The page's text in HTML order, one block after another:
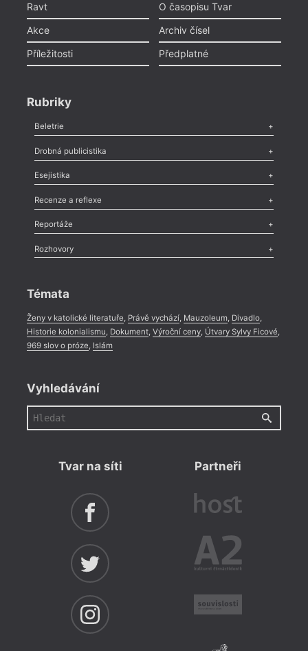
Ravt
Akce
Příležitosti
O časopisu Tvar
Archiv čísel
Předplatné
Rubriky
Beletrie
Poezie,Próza,Dokumenty
Drobná publicistika
Odlesk
Nekrolog,Glosa,Sloupek,Pozvánka,Literární soutěž,
Esejistika
Esej , Pádlo,Úvaha
Recenze a reflexe
Recenze
Méně slov o próze,Celá rubrika
Reportáže
Literární zítřky
Celá rubrika
Rozhovory
Témata
Ženy v katolické literatuře, Právě vychází, Mauzoleum, Divadlo,
Historie kolonialismu, Dokument, Výroční ceny, Útvary Sylvy Ficové,
969 slov o próze, Islám
Vyhledávání
Tvar na síti Partneři